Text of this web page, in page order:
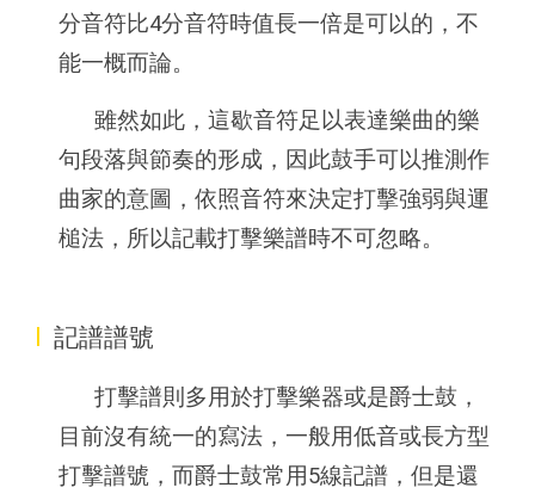
分音符比4分音符時值長一倍是可以的，不
能一概而論。
雖然如此，這歇音符足以表達樂曲的樂
句段落與節奏的形成，因此鼓手可以推測作
曲家的意圖，依照音符來決定打擊強弱與運
槌法，所以記載打擊樂譜時不可忽略。
I記譜譜號
打擊譜則多用於打擊樂器或是爵士鼓，
目前沒有統一的寫法，一般用低音或長方型
打擊譜號，而爵士鼓常用5線記譜，但是還